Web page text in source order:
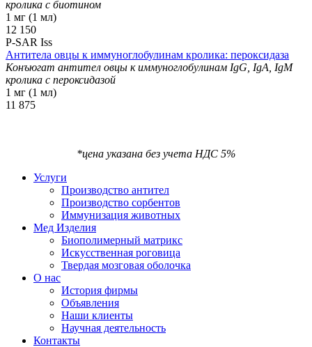
кролика с биотином
1 мг (1 мл)
12 150
P-SAR Iss
Антитела овцы к иммуноглобулинам кролика: пероксидаза
Конъюгат антител овцы к иммуноглобулинам IgG, IgA, IgM
кролика с пероксидазой
1 мг (1 мл)
11 875
*цена указана без учета НДС 5%
Услуги
Производство антител
Производство сорбентов
Иммунизация животных
Мед Изделия
Биополимерный матрикс
Искусственная роговица
Твердая мозговая оболочка
О нас
История фирмы
Объявления
Наши клиенты
Научная деятельность
Контакты